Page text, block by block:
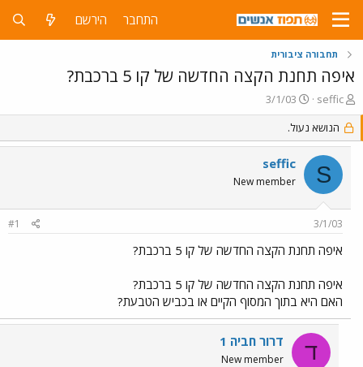
התחבר הירשם
תחבורה ציבורית
איפה תחנת הקצה החדשה של קו 5 ברכבת?
פ
ו
ת
ח
נ
seffic
פ
ו
ר
ס
ב
ת
ך
3/1/03
הנושא נעול.
S
seffic
New member
3/1/03
#1
איפה תחנת הקצה החדשה של קו 5 ברכבת?
איפה תחנת הקצה החדשה של קו 5 ברכבת?
האם היא בתוך המסוף הקיים או בכביש הטבעת?
ד דרור חביה 1
New member